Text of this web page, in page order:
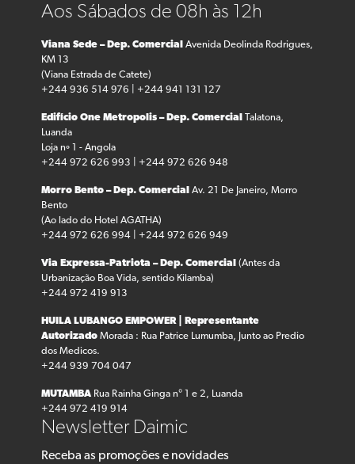
Aos Sábados de 08h às 12h
Viana Sede – Dep. Comercial
Avenida Deolinda Rodrigues,
KM 13
(Viana Estrada de Catete)
+244 936 514 976 | +244 941 131 127
Edifício One Metropolis – Dep. Comercial
Talatona,
Luanda
Loja nº 1 - Angola
+244 972 626 993 | +244 972 626 948
Morro Bento – Dep. Comercial
Av. 21 De Janeiro, Morro
Bento
(Ao lado do Hotel AGATHA)
+244 972 626 994 | +244 972 626 949
Via Expressa-Patriota – Dep. Comercial
(Antes da
Urbanização Boa Vida, sentido Kilamba)
+244 972 419 913
HUILA LUBANGO EMPOWER | Representante
Autorizado Morada : Rua Patrice Lumumba, Junto ao Predio
dos Medicos.
+244 939 704 047
MUTAMBA Rua Rainha Ginga n° 1 e 2, Luanda
+244 972 419 914
Newsletter Daimic
Receba as promoções e novidades